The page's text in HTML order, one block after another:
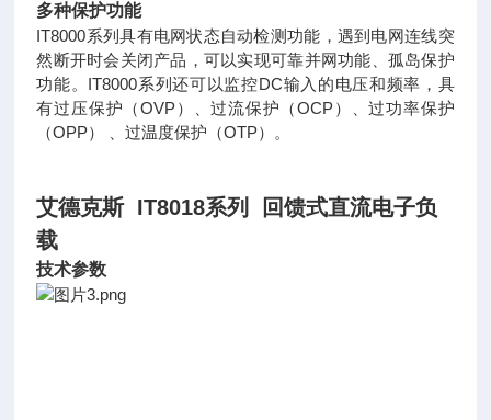
多种保护功能
IT8000系列具有电网状态自动检测功能，遇到电网连线突
然断开时会关闭产品，可以实现可靠并网功能、孤岛保护
功能。IT8000系列还可以监控DC输入的电压和频率，具
有过压保护（OVP）、过流保护（OCP）、过功率保护
（OPP） 、过温度保护（OTP）。
艾德克斯 IT8018系列 回馈式直流电子负
载
技术参数